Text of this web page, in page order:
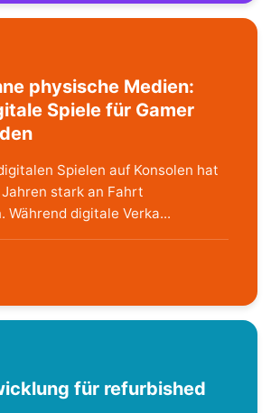
physische Medien:
Spiele für Gamer
Spielen auf Konsolen hat
stark an Fahrt
Während digitale Verka...
für refurbished